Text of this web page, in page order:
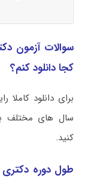
سوالات آزمون
کجا دانلود کنم؟
برای دانلود
سال های مختلف
کنید.
طول دوره